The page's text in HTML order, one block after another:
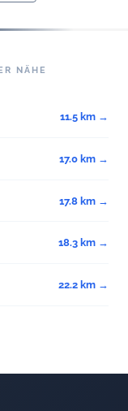
NÄHE
11.5 km →
17.0 km →
17.8 km →
18.3 km →
22.2 km →